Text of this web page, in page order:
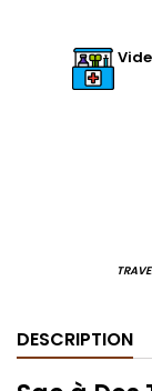
DESCRIPTION